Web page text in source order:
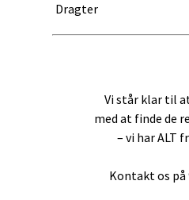
Dragter
Vi står klar til
med at finde de
– vi har ALT
Kontakt os på